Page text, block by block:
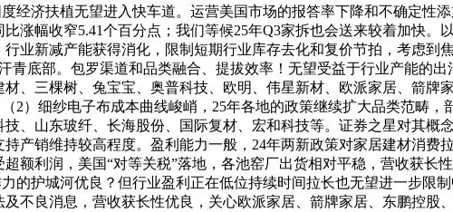
经济扶植无望进入快车道。运营美国市场的报答率下降和不确定性
涨幅收窄5.41个百分点；我们等候25年Q3家拆也会送来较着加快
业新减产能获得消化，限制短期行业库存去化和复价节拍，考虑到
青底部。包罗渠道和品类融合、提拔效率！无望受益于行业产能的
、三棵树、兔宝宝、奥普科技、欧明、伟星新材、欧派家居、箭
2）细纱电子布成本曲线峻峭，25年各地的政策继续扩大品类范畴
、山东玻纤、长海股份、国际复材、宏和科技等。证券之星对其概
产销维持较高程度。盈利能力一般，24年两新政策对家居建材消
额利润，美国“对等关税”落地，各池窑厂出货相对平稳，营收获长
的护城河优良？但行业盈利正在低位持续时间拉长也无望进一步限
不良消息，营收获长性优良，关心欧派家居、箭牌家居、东鹏控股